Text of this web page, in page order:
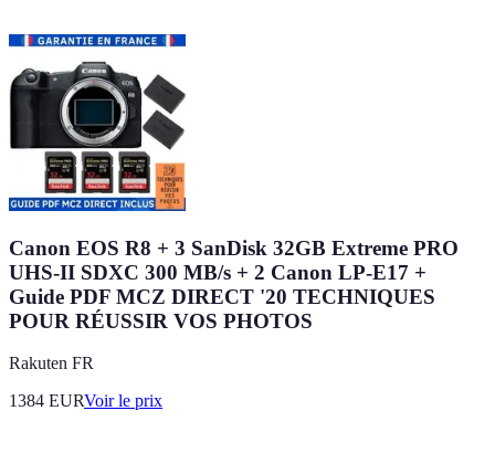
Canon EOS R8 + 3 SanDisk 32GB Extreme PRO
UHS-II SDXC 300 MB/s + 2 Canon LP-E17 +
Guide PDF MCZ DIRECT '20 TECHNIQUES
POUR RÉUSSIR VOS PHOTOS
Rakuten FR
1384 EURVoir le prix